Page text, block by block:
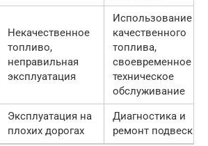
Некачественное
топливо,
неправильная
эксплуатация
Использование
качественного
топлива,
своевременное
техническое
обслуживание
Эксплуатация на
плохих дорогах
Диагностика и
ремонт подвески